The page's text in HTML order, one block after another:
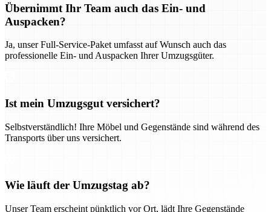
Übernimmt Ihr Team auch das Ein- und
Auspacken?
Ja, unser Full-Service-Paket umfasst auf Wunsch auch das
professionelle Ein- und Auspacken Ihrer Umzugsgüter.
Ist mein Umzugsgut versichert?
Selbstverständlich! Ihre Möbel und Gegenstände sind während des
Transports über uns versichert.
Wie läuft der Umzugstag ab?
Unser Team erscheint pünktlich vor Ort, lädt Ihre Gegenstände